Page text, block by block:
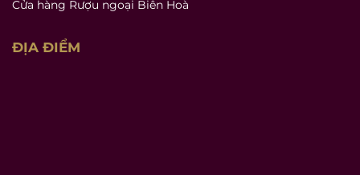
Cửa hàng Rượu ngoại Biên Hoà
ĐỊA ĐIỂM